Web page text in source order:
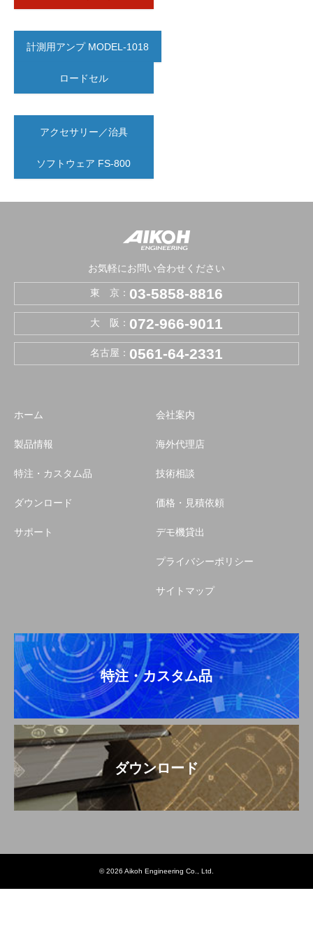
計測用アンプ MODEL-1018
ロードセル
アクセサリー／治具
ソフトウェア FS-800
お気軽にお問い合わせください
東 京： 03-5858-8816
大 阪： 072-966-9011
名古屋： 0561-64-2331
ホーム
製品情報
特注・カスタム品
ダウンロード
サポート
会社案内
海外代理店
技術相談
価格・見積依頼
デモ機貸出
プライバシーポリシー
サイトマップ
特注・カスタム品
ダウンロード
© 2026 Aikoh Engineering Co., Ltd.